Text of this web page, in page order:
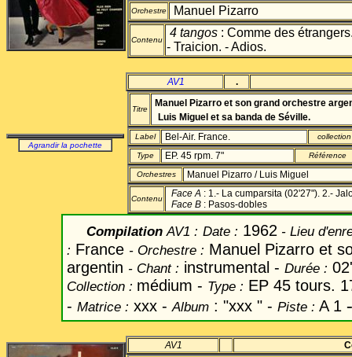
Orchestre Manuel Pizarro
Contenu
4 tangos : Comme des
- Traicion. - Adios.
Agrandir la pochette
AV1 .
Titre
Manuel Pizarro et son grand orchestre
Luis Miguel et sa banda de Séville.
Label Bel-Air. France. collection
Type EP. 45 rpm. 7" Référence
Orchestres Manuel Pizarro / Luis Miguel
Contenu Face A : 1.- La cumparsita (02'27"). 2.-
Face B : Pasos-dobles
CompilationAV1 : Date : 1962 - Lieu
: France - Orchestre : Manuel Pizarro et
argentin - Chant: instrumental - Durée :
Collection : médium - Type : EP 45 tours.
- Matrice : xxx - Album : "xxx " - Piste : A 1 -
AV1